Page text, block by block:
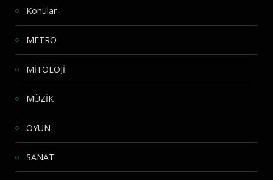
Konular
METRO
MİTOLOJİ
MÜZİK
OYUN
SANAT